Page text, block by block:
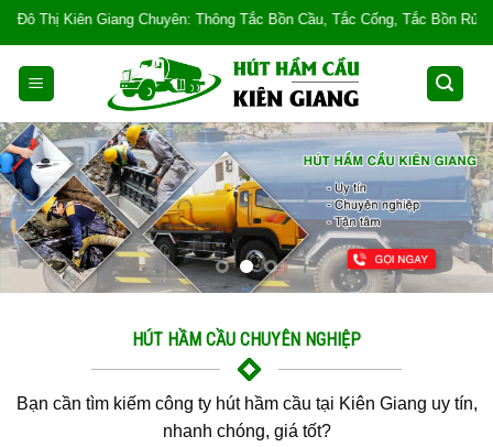
Skip
content
Thông Tắc Bồn Cầu, Tắc Cống, Tắc Bồn Rửa, Mùi Hôi, Hút hầm
HÚT HẦM CẦU CHUYÊN NGHIỆP
Bạn cần tìm kiếm công ty hút hầm cầu tại Kiên Giang uy tín,
nhanh chóng, giá tốt?